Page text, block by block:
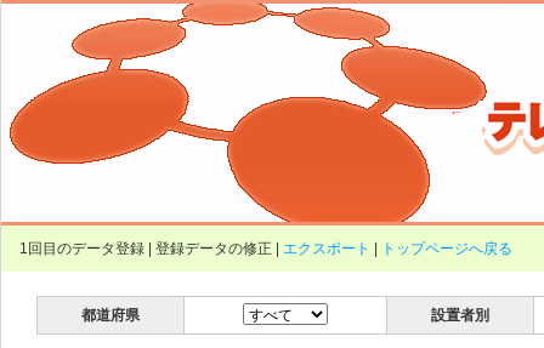
1回目のデータ登録 | 登録データの修正 | エクスポート トップページへ戻る
都道府県 設置者別